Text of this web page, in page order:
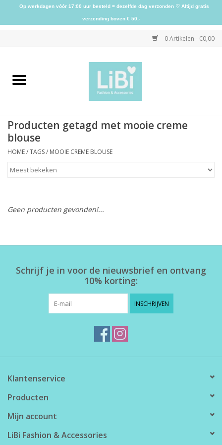
0 Artikelen - €0,00
Home
Kleding
Accessoires
Home deco
SALE
Producten getagd met mooie creme
blouse
HOME/TAGS/ MOOIE CREME BLOUSE
Geen producten gevonden!...
Schrijf je in voor de nieuwsbrief en ontvang
10% korting:
INSCHRIJVEN
Klantenservice
Producten
Mijn account
LiBi Fashion & Accessories
Op werkdagen vóór 17:00 uur besteld = dezelfde dag verzonden ♡ Altijd gratis
verzending boven € 50,-